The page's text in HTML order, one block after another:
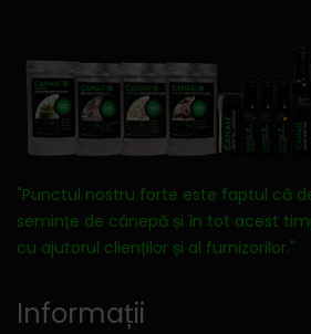
"Punctul nostru forte este faptul că
semințe de cânepă și în tot acest
cu ajutorul clienților și al furnizorilor."
Informații